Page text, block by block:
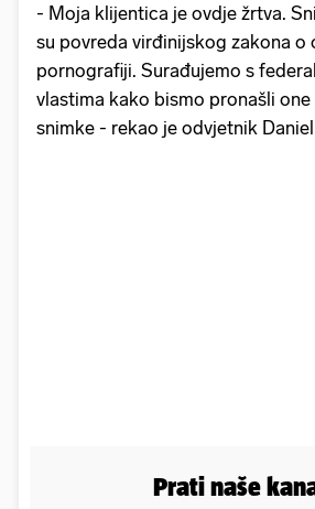
- Moja klijentica je ovdje žrtva.
su povreda virđinijskog zakona o
pornografiji. Surađujemo s
vlastima kako bismo pronašli
snimke - rekao je odvjetnik Daniel
Prati naše